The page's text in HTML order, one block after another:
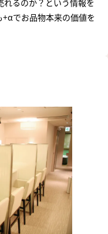
れるのか？という情報を
でお品物本来の価値を